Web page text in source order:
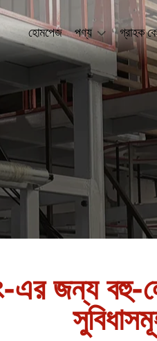
হোমপেজ পণ্য গ্রাহক
এর জন্য বহু-